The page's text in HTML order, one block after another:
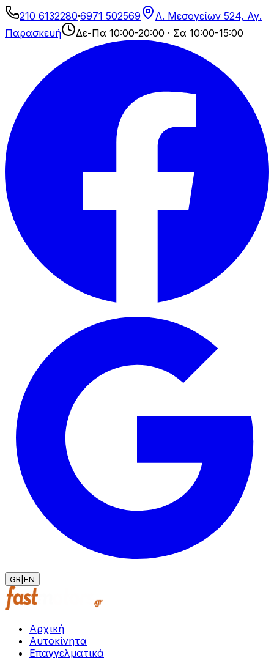
210 6132280·6971 502569
Λ. Μεσογείων 524, Αγ.
Παρασκευή
Δε-Πα 10:00-20:00 · Σα 10:00-15:00
GR EN
Αρχική
Αυτοκίνητα
Επαγγελματικά